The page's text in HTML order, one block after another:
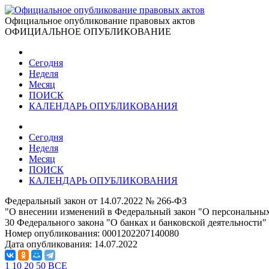
Официальное опубликование правовых актов
ОФИЦИАЛЬНОЕ ОПУБЛИКОВАНИЕ
Сегодня
Неделя
Месяц
ПОИСК
КАЛЕНДАРЬ ОПУБЛИКОВАНИЯ
Сегодня
Неделя
Месяц
ПОИСК
КАЛЕНДАРЬ ОПУБЛИКОВАНИЯ
Федеральный закон от 14.07.2022 № 266-ФЗ
"О внесении изменений в Федеральный закон "О
30 Федерального закона "О банках и банковской деятельности"
Номер опубликования: 0001202207140080
Дата опубликования: 14.07.2022
1 10 20 50 ВСЕ